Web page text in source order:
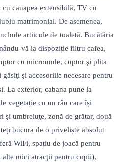
canapea extensibilă, TV cu
matrimonial. De asemenea,
artiicole de toaletă. Bucătăria
vă la dispoziție filtru cafea,
cu microunde, cuptor şi plita
şi accesoriile necesare pentru
La exterior, cabana pune la
vegetație cu un râu care își
şi umbreluţe, zonă de grătar, două
bucura de o priveliște absolut
WiFi, spațiu de joacă pentru
mici atracţii pentru copii),